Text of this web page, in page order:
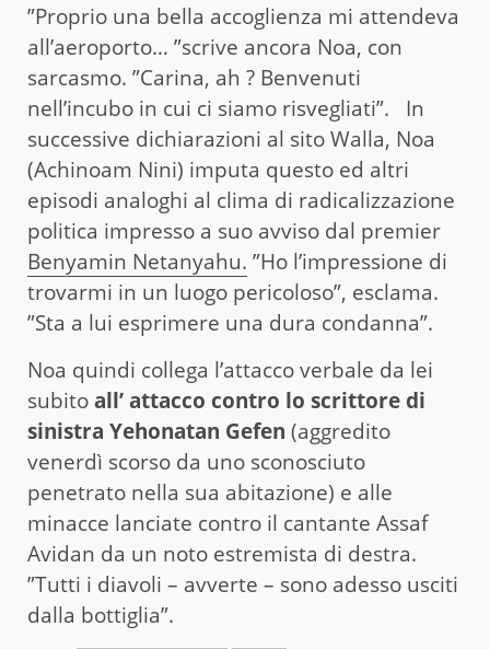
”Proprio una bella accoglienza mi attendeva
all’aeroporto… ”scrive ancora Noa, con
sarcasmo. ”Carina, ah ? Benvenuti
nell’incubo in cui ci siamo risvegliati”. In
successive dichiarazioni al sito Walla, Noa
(Achinoam Nini) imputa questo ed altri
episodi analoghi al clima di radicalizzazione
politica impresso a suo avviso dal premier
Benyamin Netanyahu. ”Ho l’impressione di
trovarmi in un luogo pericoloso”, esclama.
”Sta a lui esprimere una dura condanna”.
Noa quindi collega l’attacco verbale da lei
subitoall’ attacco contro lo scrittore di
sinistra Yehonatan Gefen (aggredito
venerdì scorso da uno sconosciuto
penetrato nella sua abitazione) e alle
minacce lanciate contro il cantante Assaf
Avidan da un noto estremista di destra.
”Tutti i diavoli – avverte – sono adesso usciti
dalla bottiglia”.